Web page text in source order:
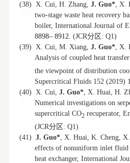
(38) X. Cui, H. Zhang, J. Guo*, X.
two-stage waste heat recovery
boiler, International Journal of
8898– 8912. (JCR分区: Q1)
(39) X. Cui, M. Xiang, J. Guo*, X.
Analysis of coupled heat
the viewpoint of distribution
Supercritical Fluids 152 (2019)
(40)
X. Cui, J. Guo* , X. Huai, H.
Numerical investigations on
supercritical CO2 recuperator,
(JCR分区: Q1)
(41) J. Guo* , X. Huai, K. Cheng,
effects of nonuniform inlet fluid
heat exchanger, International